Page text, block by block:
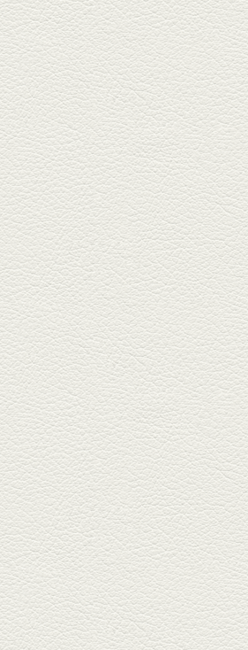
を！『松龍軒健軍店』で、味わ
いの刻...
2025年12月19日放送
おばんざい三種盛＆麻婆
豆腐
東区月出『中華酒場アガレヤ』
は、スパイスが効いた一味違う
中華が...
2025年11月28日放送
ごま鯛＆牛すじ大根
名店揃いの並木坂ドルハウスビ
ルに今年生まれた新たな名店、
『家庭...
2025年11月7日放送
贅沢馬刺し盛合せ＆極上
馬肉しゃぶしゃぶ
籠町通り『熊本郷土料理 酒ト肴
もなか』で熊本県産の馬肉料理
を！...
2025年10月17日放送
ヒレ焼き＆牛ひれ肉汁カ
レー
武蔵小路で人気の『ヒレ肉じゅ
んちゃん』へ。『銀ハイ』で乾
杯！ブ...
2025年9月26日放送
フォンダンエッグ＆二郎
系にんにくパスタ
北区麻生田の人気店『多酒多菜
満月』へ。『しろ』水割で乾
杯！出...
2025年9月5日放送